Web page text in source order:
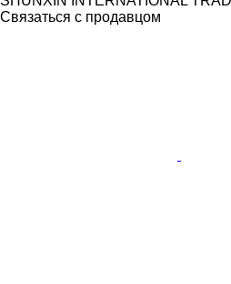
Связаться с продавцом